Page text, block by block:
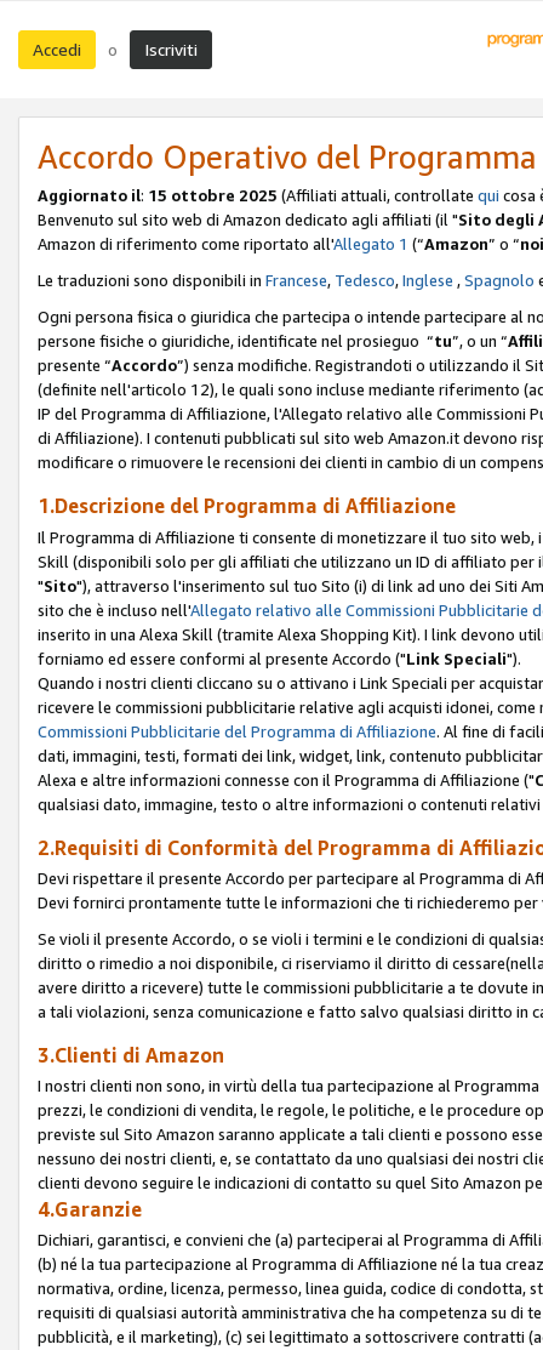
Accedi o Iscriviti
Accordo Operativo del
Aggiornato il: 15 ottobre 2025 (Affiliati attuali, controllate qui cosa
Benvenuto sul sito web di Amazon dedicato agli affiliati (il "Sito degli
Amazon di riferimento come riportato all'Allegato 1 (“Amazon” o “noi
Le traduzioni sono disponibili in Francese, Tedesco,Inglese ,Spagnolo
Ogni persona fisica o giuridica che partecipa o intende partecipare al
persone fisiche o giuridiche, identificate nel prosieguo “tu”, o un “
presente “Accordo”) senza modifiche. Registrandoti o utilizzando il
(definite nell'articolo 12), le quali sono incluse mediante riferimento
IP del Programma di Affiliazione, l'Allegato relativo alle Commissioni
di Affiliazione). I contenuti pubblicati sul sito web Amazon.it devono
modificare o rimuovere le recensioni dei clienti in cambio di un
1.Descrizione del Programma di Affiliazione
Il Programma di Affiliazione ti consente di monetizzare il tuo sito
Skill (disponibili solo per gli affiliati che utilizzano un ID di affiliato per
"Sito"), attraverso l'inserimento sul tuo Sito (i) di link ad uno dei Siti
sito che è incluso nell'Allegato relativo alle Commissioni Pubblicitarie
inserito in una Alexa Skill (tramite Alexa Shopping Kit). I link devono
forniamo ed essere conformi al presente Accordo ("Link Speciali").
Quando i nostri clienti cliccano su o attivano i Link Speciali per
ricevere le commissioni pubblicitarie relative agli acquisti idonei,
Commissioni Pubblicitarie del Programma di Affiliazione. Al fine di
dati, immagini, testi, formati dei link, widget, link, contenuto
Alexa e altre informazioni connesse con il Programma di Affiliazione ("
qualsiasi dato, immagine, testo o altre informazioni o contenuti
2.Requisiti di Conformità del Programma di
Devi rispettare il presente Accordo per partecipare al Programma di
Devi fornirci prontamente tutte le informazioni che ti richiederemo
Se violi il presente Accordo, o se violi i termini e le condizioni di
diritto o rimedio a noi disponibile, ci riserviamo il diritto di
avere diritto a ricevere) tutte le commissioni pubblicitarie a te dovute
a tali violazioni, senza comunicazione e fatto salvo qualsiasi diritto in
3.Clienti di Amazon
I nostri clienti non sono, in virtù della tua partecipazione al
prezzi, le condizioni di vendita, le regole, le politiche, e le procedure
previste sul Sito Amazon saranno applicate a tali clienti e possono
nessuno dei nostri clienti, e, se contattato da uno qualsiasi dei nostri
clienti devono seguire le indicazioni di contatto su quel Sito Amazon
4.Garanzie
Dichiari, garantisci, e convieni che (a) parteciperai al Programma di
(b) né la tua partecipazione al Programma di Affiliazione né la tua
normativa, ordine, licenza, permesso, linea guida, codice di
requisiti di qualsiasi autorità amministrativa che ha competenza su di
pubblicità, e il marketing), (c) sei legittimato a sottoscrivere contratti